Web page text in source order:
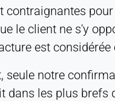
contraignantes
le client ne s'y
est
seule notre
dans les plus